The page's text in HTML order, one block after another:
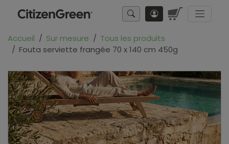
Accueil Sur mesure
Tous les produits
Fouta serviette frangée 70 x 140 cm 450g